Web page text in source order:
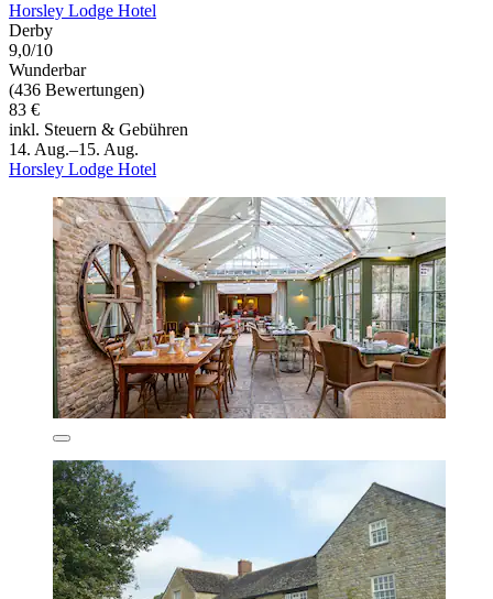
Horsley Lodge Hotel
Derby
9,0/10
Wunderbar
(436 Bewertungen)
83 €
inkl. Steuern & Gebühren
14. Aug.–15. Aug.
Horsley Lodge Hotel